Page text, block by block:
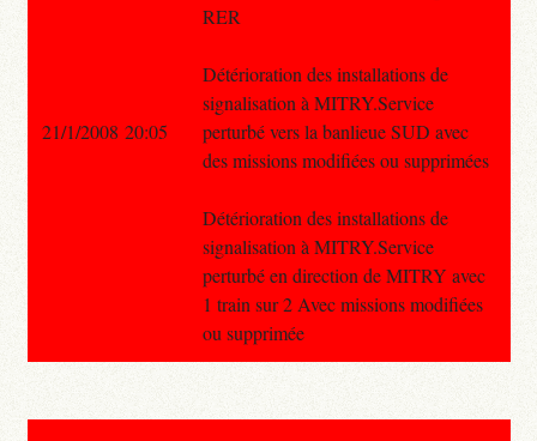
RER
Détérioration des installations de
signalisation à MITRY.Service
perturbé vers la banlieue SUD avec
des missions modifiées ou supprimées
Détérioration des installations de
signalisation à MITRY.Service
perturbé en direction de MITRY avec
1 train sur 2 Avec missions modifiées
ou supprimée
21/1/2008 20:05